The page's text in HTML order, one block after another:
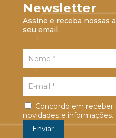
Newsletter
Assine e receba nossas
seu email.
Concordo em
novidades e informações.